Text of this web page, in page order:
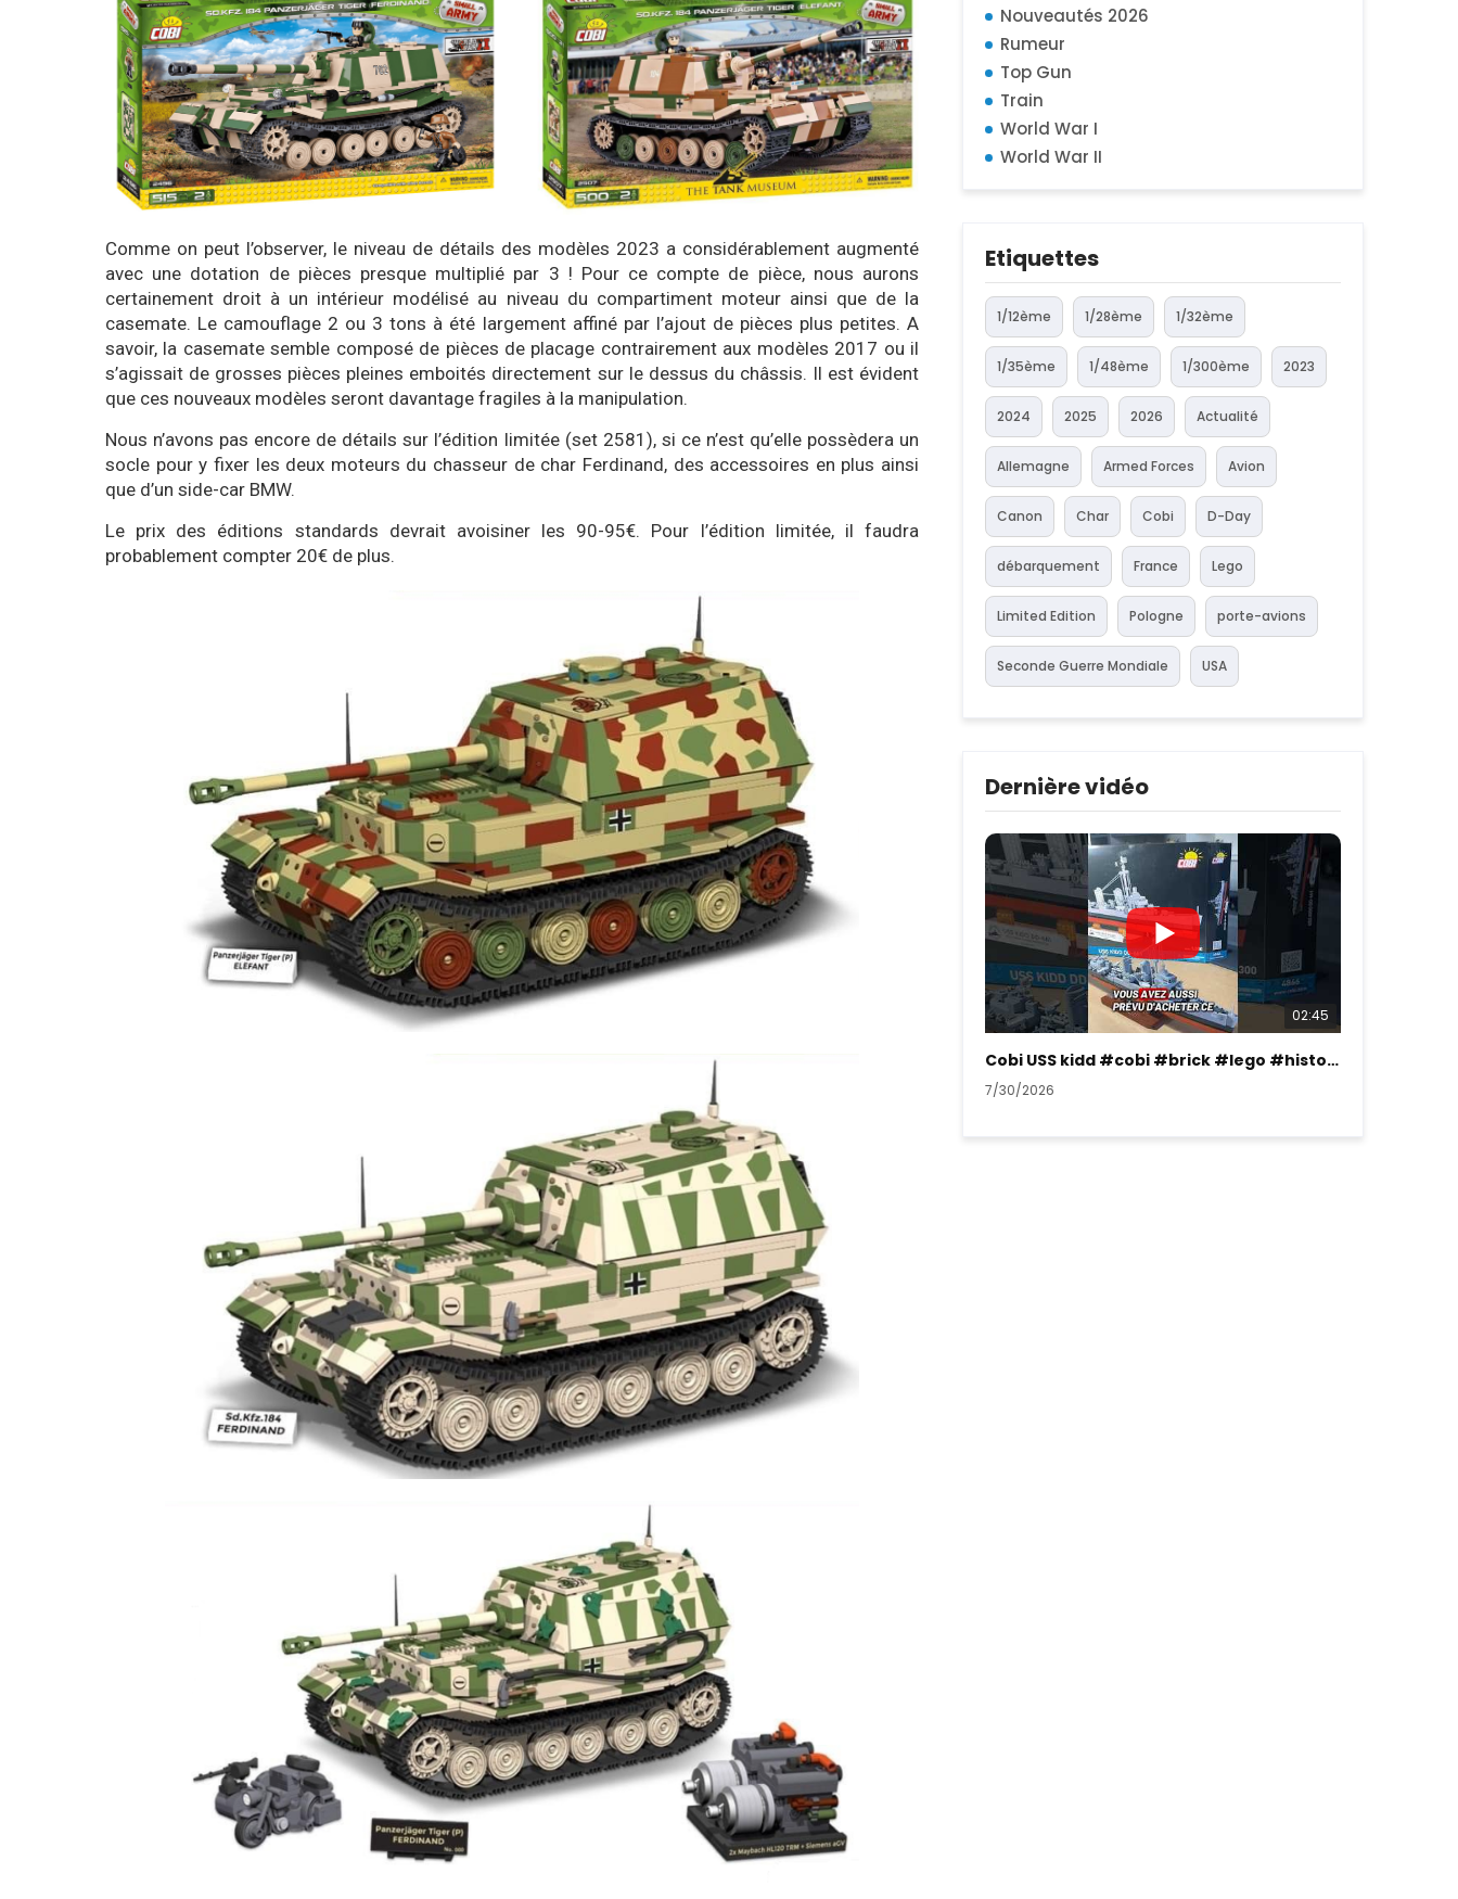
Comme on peut l’observer, le niveau de détails des modèles 2023 a considérablement augmenté
avec une dotation de pièces presque multiplié par 3 ! Pour ce compte de pièce, nous aurons
certainement droit à un intérieur modélisé au niveau du compartiment moteur ainsi que de la
casemate. Le camouflage 2 ou 3 tons à été largement affiné par l’ajout de pièces plus petites. A
savoir, la casemate semble composé de pièces de placage contrairement aux modèles 2017 ou il
s’agissait de grosses pièces pleines emboités directement sur le dessus du châssis. Il est évident
que ces nouveaux modèles seront davantage fragiles à la manipulation.
Nous n’avons pas encore de détails sur l’édition limitée (set 2581), si ce n’est qu’elle possèdera un
socle pour y fixer les deux moteurs du chasseur de char Ferdinand, des accessoires en plus ainsi
que d’un side-car BMW.
Le prix des éditions standards devrait avoisiner les 90-95€. Pour l’édition limitée, il faudra
probablement compter 20€ de plus.
Nouveautés 2026
Rumeur
Top Gun
Train
World War I
World War II
Etiquettes
1/12ème 1/28ème 1/32ème
1/35ème 1/48ème 1/300ème 2023
2024 2025 2026 Actualité
Allemagne Armed Forces Avion
Canon Char Cobi D-Day
débarquement France Lego
Limited Edition Pologne porte-avions
Seconde Guerre Mondiale USA
Dernière vidéo
02:45
Cobi USS kidd #cobi #brick #lego #history #ww2
7/30/2026